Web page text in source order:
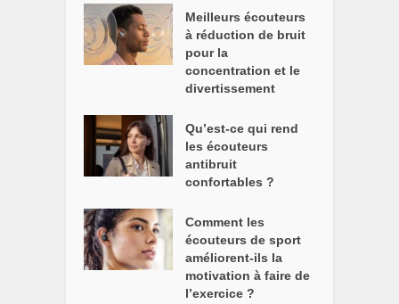
Meilleurs écouteurs
à réduction de bruit
pour la
concentration et le
divertissement
Qu’est-ce qui rend
les écouteurs
antibruit
confortables ?
Comment les
écouteurs de sport
améliorent-ils la
motivation à faire de
l’exercice ?